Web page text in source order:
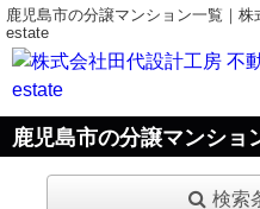
鹿児島市の分譲マンション一覧｜
estate
鹿児島市の分譲マンショ
検索